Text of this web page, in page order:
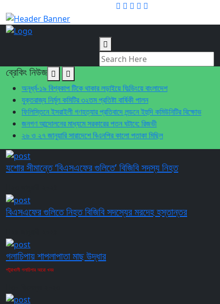
ব্রেকিং নিউজ
অনূর্ধ্ব-১৯ বিশ্বকাপ টিকে থাকার লড়াইয়ে ফিল্ডিংয়ে বাংলাদেশ
যুক্তরাজ্য নির্মূল কমিটির ৩২তম প্রতিষ্টা বার্ষিকী পালন
ফিলিস্তিনে ইসরাইলী গণহত্যার প্রতিবাদে লন্ডনে ইহুদি কমিউনিটির বিক্ষোভ
জনগণ আন্দোলনের মাধ্যমে সরকারের পতন ঘটাবে: রিজভী
২৬ ও ২৭ জানুয়ারি সারাদেশে বিএনপির কালো পতাকা মিছিল
যশোর সীমান্তে ‘বিএসএফের গুলিতে’ বিজিবি সদস্য নিহত
বিএসএফের গুলিতে নিহত বিজিবি সদস্যের মরদেহ হস্তান্তর
গলাচিপায় শাপলাপাতা মাছ উদ্ধার
পটুয়াখালী গলাচিপার আরো খবর